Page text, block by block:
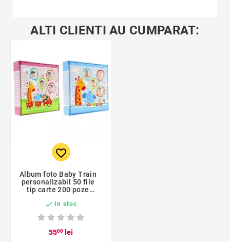
ALTI CLIENTI AU CUMPARAT:
favorite_border
Album foto Baby Train
personalizabil 50 file
tip carte 200 poze
 In stoc
5500 lei